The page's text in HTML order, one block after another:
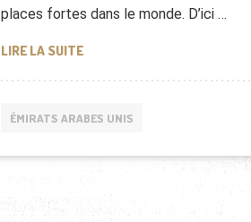
places fortes dans le monde. D’ici …
LIRE LA SUITEPARIS, START-UP DU SPORT
ÉMIRATS ARABES UNIS